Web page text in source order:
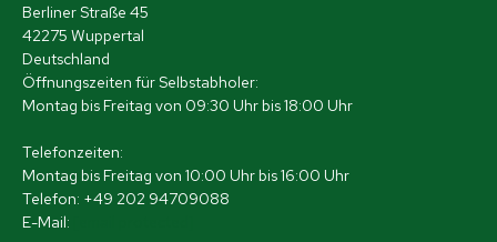
Berliner Straße 45
42275 Wuppertal
Deutschland
Öffnungszeiten für Selbstabholer:
Montag bis Freitag von 09:30 Uhr bis 18:00 Uhr
Telefonzeiten:
Montag bis Freitag von 10:00 Uhr bis 16:00 Uhr
Telefon: +49 202 94709088
E-Mail: